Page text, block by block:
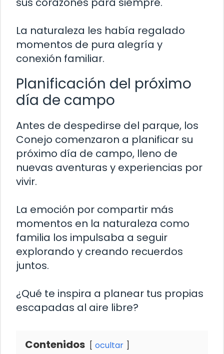
La naturaleza les había regalado
momentos de pura alegría y
conexión familiar.
Planificación del próximo
día de campo
Antes de despedirse del parque, los
Conejo comenzaron a planificar su
próximo día de campo, lleno de
nuevas aventuras y experiencias por
vivir.
La emoción por compartir más
momentos en la naturaleza como
familia los impulsaba a seguir
explorando y creando recuerdos
juntos.
¿Qué te inspira a planear tus propias
escapadas al aire libre?
Contenidos ocultar